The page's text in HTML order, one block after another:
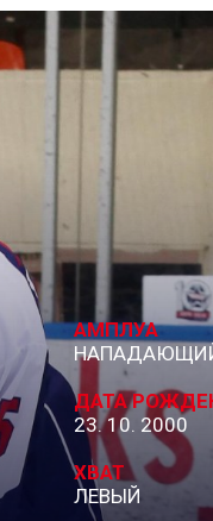
АМПЛУА
ДАТА
23. 10. 2000
ХВАТ
ЛЕВЫЙ